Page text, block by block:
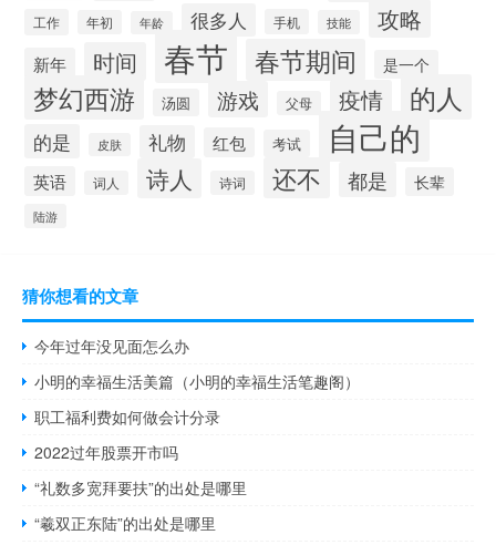
工作 年初 年龄 很多人 手机 技能 攻略
新年 时间 春节 春节期间 是一个
梦幻西游 汤圆 游戏 父母 疫情 的人
的是 皮肤 礼物 红包 考试 自己的
英语 词人 诗人 诗词 还不 都是 长辈
陆游
猜你想看的文章
今年过年没见面怎么办
小明的幸福生活美篇（小明的幸福生活笔趣阁）
职工福利费如何做会计分录
2022过年股票开市吗
“礼数多宽拜要扶”的出处是哪里
“羲双正东陆”的出处是哪里